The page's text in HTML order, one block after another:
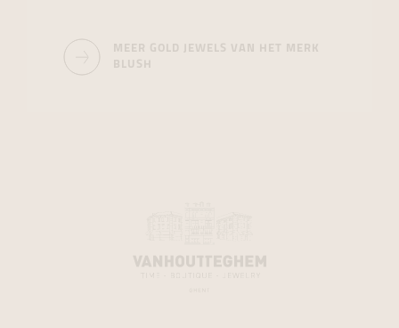
MEER GOLD JEWELS VAN HET MERK
BLUSH